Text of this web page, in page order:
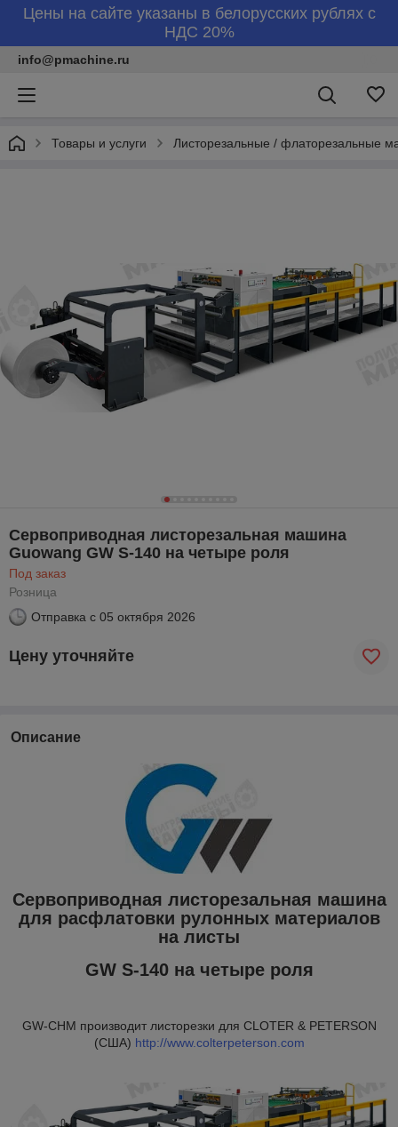
Цены на сайте указаны в белорусских рублях с
НДС 20%
info@pmachine.ru
Товары и услуги Листорезальные / флаторезальные
Сервоприводная листорезальная машина
Guowang GW S-140 на четыре роля
Под заказ
Розница
Отправка с 05 октября 2026
Цену уточняйте
Описание
Сервоприводная листорезальная машина
для расфлатовки рулонных материалов
на листы
GW S-140 на четыре роля
GW-CHM производит листорезки для CLOTER & PETERSON
(США) http://www.colterpeterson.com